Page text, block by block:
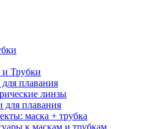
Трубки
плавания
линзы
для плавания
маска + трубка
к маскам и трубкам